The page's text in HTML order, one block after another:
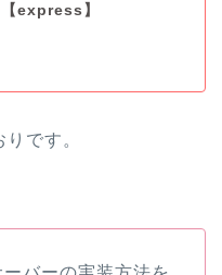
express】
です。